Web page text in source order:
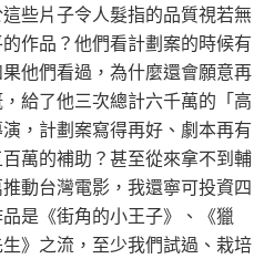
些片子令人髮指的品質視若無
作品？他們看計劃案的時候有
他們看過，為什麼還會願意再
給了他三次總計六千萬的「高
，計劃案寫得再好、劇本再有
萬的補助？甚至從來拿不到輔
動台灣電影，我還寧可投資四
是《街角的小王子》、《獵
》之流，至少我們試過、栽培